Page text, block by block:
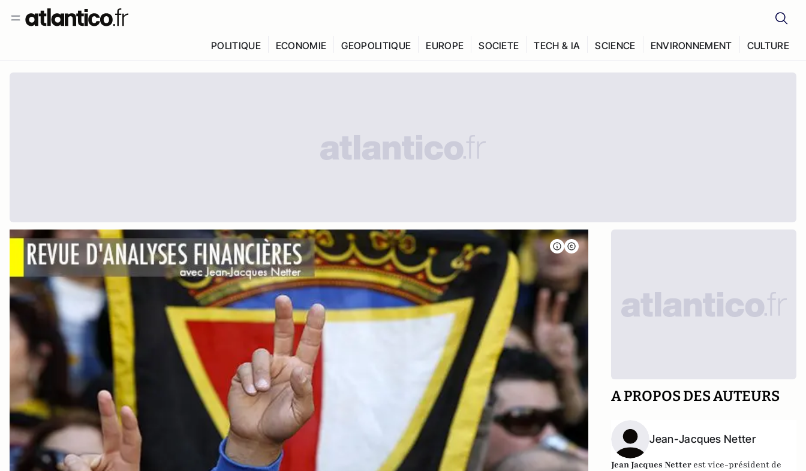
POLITIQUE ECONOMIE GEOPOLITIQUE EUROPE SOCIETE TECH & IA SCIENCE ENVIRONNEMENT CULTURE
A PROPOS DES AUTEURS
Jean-Jacques Netter
Jean Jacques Netter est vice-président de